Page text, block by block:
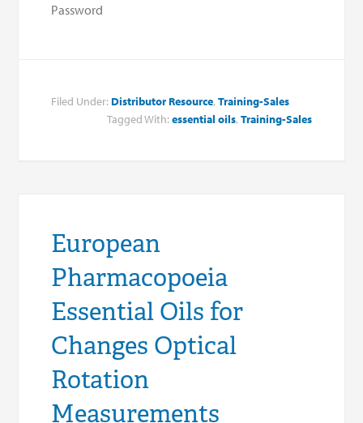
Password
Filed Under: Distributor Resource,Training-Sales
Tagged With: essential oils, Training-Sales
European
Pharmacopoeia
Essential Oils for
Changes Optical
Rotation
Measurements